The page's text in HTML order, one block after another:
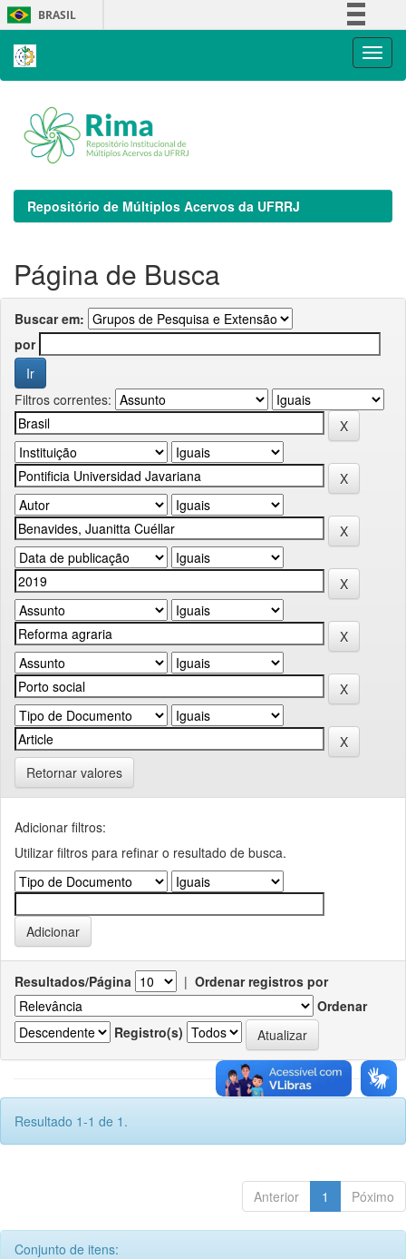
Skip
navigation
BRASIL
Repositório de Múltiplos Acervos da UFRRJ
Página de Busca
Buscar em:
por
Filtros correntes:
Retornar valores
Adicionar filtros:
Utilizar filtros para refinar o resultado de busca.
Resultados/Página | Ordenar registros por
Ordenar
Registro(s)
Resultado 1-1 de 1.
Anterior 1 Póximo
Conjunto de itens: